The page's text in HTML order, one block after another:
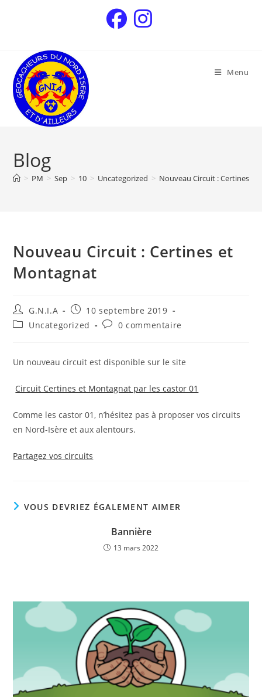
Menu
Blog
> PM > Sep > 10 > Uncategorized > Nouveau Circuit : Certines
Nouveau Circuit : Certines et
Montagnat
G.N.I.A
10 septembre 2019
Uncategorized
0 commentaire
Un nouveau circuit est disponible sur le site
Circuit Certines et Montagnat par les castor 01
Comme les castor 01, n’hésitez pas à proposer vos circuits
en Nord-Isère et aux alentours.
Partagez vos circuits
VOUS DEVRIEZ ÉGALEMENT AIMER
Bannière
13 mars 2022